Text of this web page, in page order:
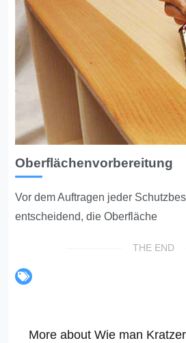
Oberflächenvorbereitung
Vor dem Auftragen jeder
entscheidend, die Oberfläche
THE END
More about Wie man